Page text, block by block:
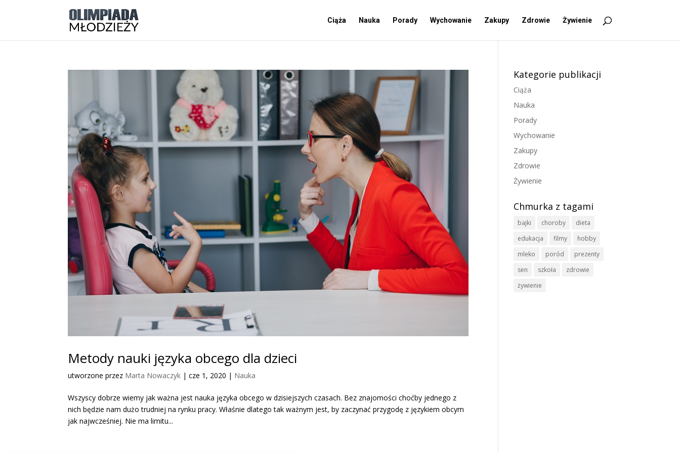
Ciąża Nauka Porady Wychowanie Zakupy Zdrowie Żywienie
Metody nauki języka obcego dla dzieci
utworzone przez Marta Nowaczyk |cze 1, 2020 | Nauka
Wszyscy dobrze wiemy jak ważna jest nauka języka obcego w dzisiejszych czasach. Bez znajomości choćby jednego z
nich będzie nam dużo trudniej na rynku pracy. Właśnie dlatego tak ważnym jest, by zaczynać przygodę z językiem obcym
jak najwcześniej. Nie ma limitu...
Kategorie publikacji
Ciąża
Nauka
Porady
Wychowanie
Zakupy
Zdrowie
Żywienie
Chmurka z tagami
bajki choroby
dieta
edukacja
filmy
hobby
mleko
poród
prezenty
sen
szkoła
zdrowie
żywienie